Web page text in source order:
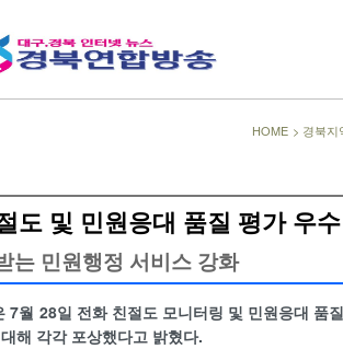
HOME > 경북지
도 및 민원응대 품질 평가 우
는 민원행정 서비스 강화
7월 28일 전화 친절도 모니터링 및 민원응대 품
해 각각 포상했다고 밝혔다.